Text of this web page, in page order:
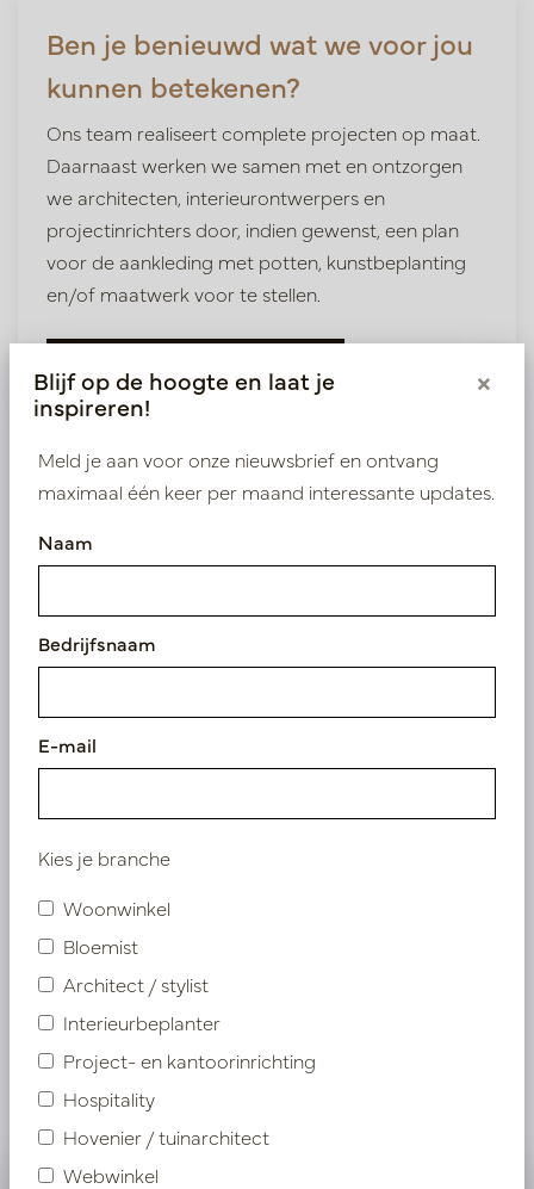
Ben je benieuwd wat we voor jou
kunnen betekenen?
Ons team realiseert complete projecten op maat.
Daarnaast werken we samen met en ontzorgen
we architecten, interieurontwerpers en
projectinrichters door, indien gewenst, een plan
voor de aankleding met potten, kunstbeplanting
en/of maatwerk voor te stellen.
Bij Sens Bouw hebben we recent een prachtig project
natuurlijke uitstraling geeft. De gekozen potten en
brengen leven in de ruimte, zonder onderhoudszorgen.
De combinatie van stijlvolle plantenarrangementen en
een aangename plek om te werken en te vergaderen.
Absolute blikvangers zijn het hangende groen en de
oog, maar draagt ook bij aan een rustgevende
werkomgeving. Een perfect voorbeeld van hoe groen en
design samenkomen om werkplekken inspirerender én
Bekijk onze andere projecten
Blijf op de hoogte en laat je
inspireren!
×
Meld je aan voor onze nieuwsbrief en ontvang
maximaal één keer per maand interessante updates.
Naam
Bedrijfsnaam
E-mail
Kies je branche
Woonwinkel
Bloemist
Architect / stylist
Interieurbeplanter
Project- en kantoorinrichting
Hospitality
Hovenier / tuinarchitect
Webwinkel